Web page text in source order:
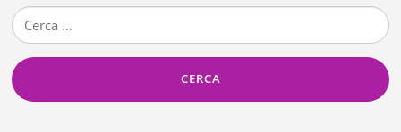
Ricerca
per: